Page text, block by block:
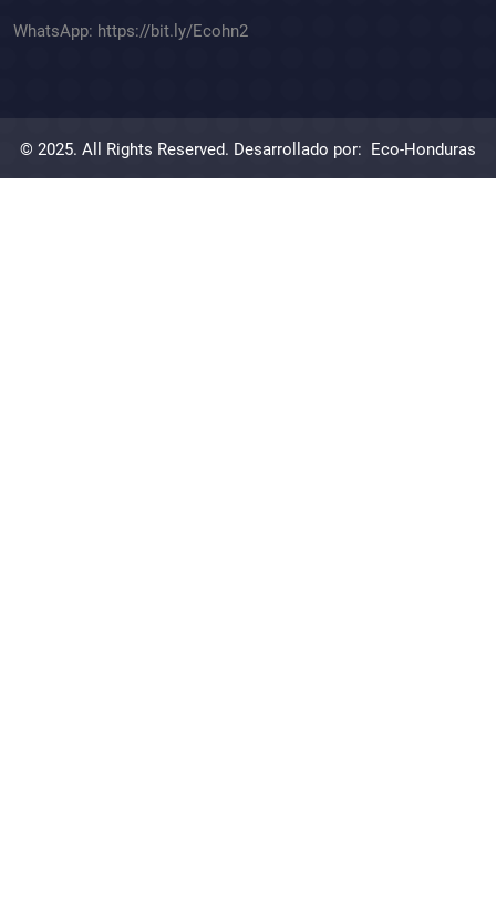
WhatsApp: https://bit.ly/Ecohn2
© 2025. All Rights Reserved. Desarrollado por: Eco-Honduras